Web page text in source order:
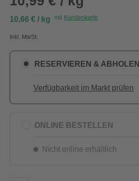
10,66 € / kg mit Kundenkarte
Inkl. MwSt.
RESERVIEREN & ABHOLEN
Verfügbarkeit im Markt prüfen
ONLINE BESTELLEN
Nicht online erhältlich